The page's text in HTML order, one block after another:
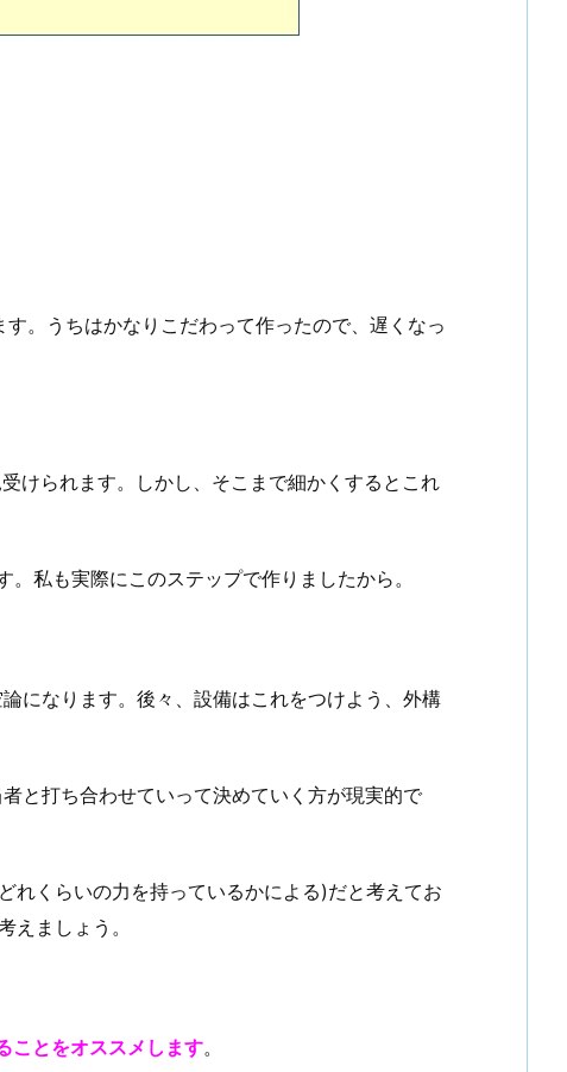
。うちはかなりこだわって作ったので、遅くなっ
けられます。しかし、そこまで細かくするとこれ
。私も実際にこのステップで作りましたから。
になります。後々、設備はこれをつけよう、外構
と打ち合わせていって決めていく方が現実的で
れくらいの力を持っているかによる)だと考えてお
えましょう。
ことをオススメします。